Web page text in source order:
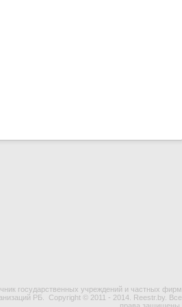
государственных учреждений и частных фирм
РБ.
Copyright © 2011 - 2014. Reestr.by. Все